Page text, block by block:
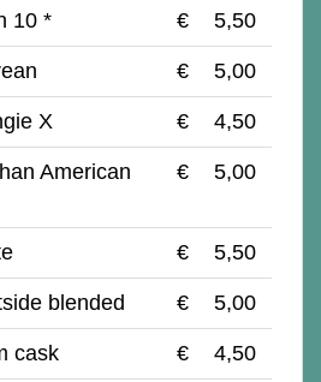
10 * € 5,50
€ 5,00
X € 4,50
American
€ 5,00
€ 5,50
blended € 5,00
cask € 4,50